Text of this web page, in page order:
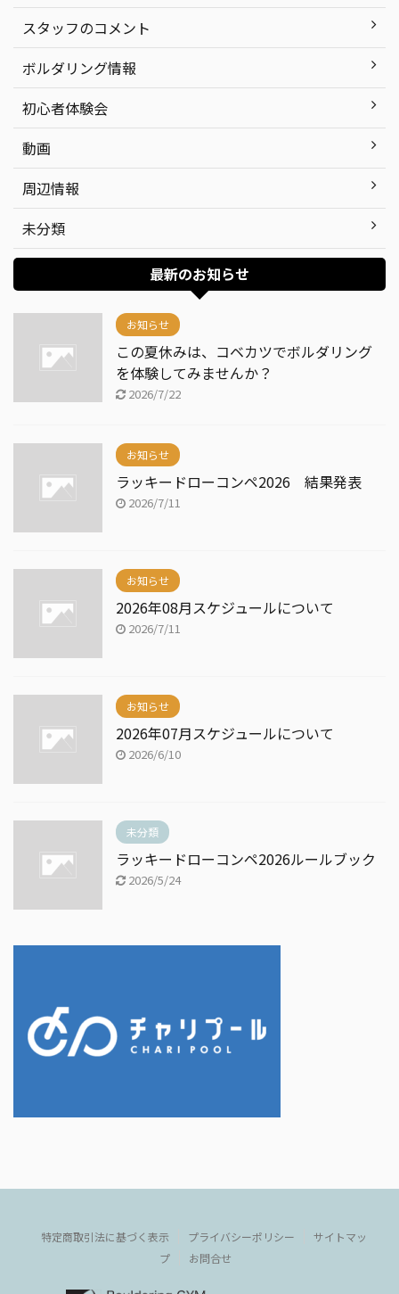
スタッフのコメント
ボルダリング情報
初心者体験会
動画
周辺情報
未分類
最新のお知らせ
お知らせ
この夏休みは、コベカツでボルダリング
を体験してみませんか？
2026/7/22
お知らせ
ラッキードローコンペ2026 結果発表
2026/7/11
お知らせ
2026年08月スケジュールについて
2026/7/11
お知らせ
2026年07月スケジュールについて
2026/6/10
未分類
ラッキードローコンペ2026ルールブック
2026/5/24
特定商取引法に基づく表示 プライバシーポリシー
サイトマッ
プ
お問合せ